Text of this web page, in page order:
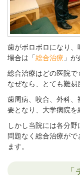
歯がボロボロになり
場合は「総合治療 」
総合治療はどの医院で
なぜなら、とても難易
歯周病、咬合、外科
要となり、大学病院を
しかし当院には各分野
問題なく総合治療が
ます。